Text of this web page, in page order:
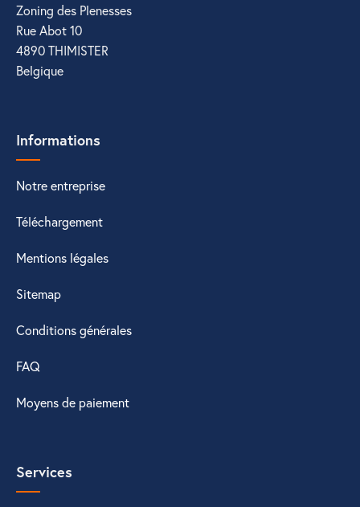
Zoning des Plenesses
Rue Abot 10
4890 THIMISTER
Belgique
Informations
Notre entreprise
Téléchargement
Mentions légales
Sitemap
Conditions générales
FAQ
Moyens de paiement
Services